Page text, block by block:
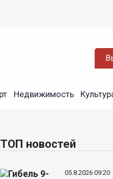
Недвижимость
ТОП новостей
05.8.2026 09:20